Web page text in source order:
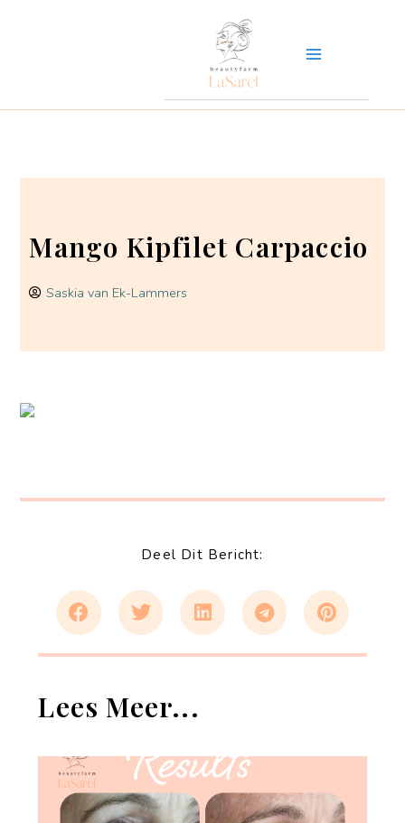
Mango Kipfilet Carpaccio
Saskia van Ek-Lammers
Deel Dit Bericht:
Lees Meer...